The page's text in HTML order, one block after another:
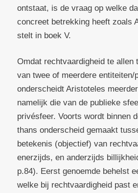
ontstaat, is de vraag op welke
concreet betrekking heeft zoals
stelt in boek V.
Omdat rechtvaardigheid te allen
van twee of meerdere entiteiten/
onderscheidt Aristoteles
namelijk die van de publieke
privésfeer. Voorts wordt binnen
thans onderscheid gemaakt
betekenis (objectief) van
enerzijds, en anderzijds
p.84). Eerst genoemde behelst
welke bij rechtvaardigheid past